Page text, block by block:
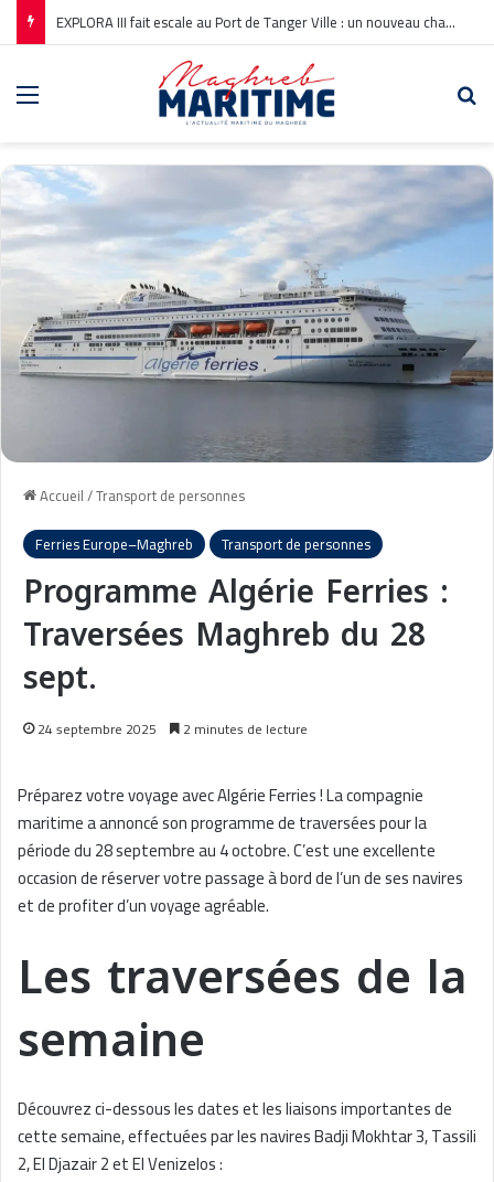
EXPLORA III fait escale au Port de Tanger Ville : un nouveau chapitre pour la croisière en Méditerranée
Accueil/Transport de personnes
Ferries Europe–Maghreb
Transport de personnes
Programme Algérie Ferries :
Traversées Maghreb du 28
sept.
24 septembre 2025 2 minutes de lecture
Préparez votre voyage avec Algérie Ferries ! La compagnie
maritime a annoncé son programme de traversées pour la
période du 28 septembre au 4 octobre. C’est une excellente
occasion de réserver votre passage à bord de l’un de ses navires
et de profiter d’un voyage agréable.
Les traversées de la
semaine
Découvrez ci-dessous les dates et les liaisons importantes de
cette semaine, effectuées par les navires Badji Mokhtar 3, Tassili
2, El Djazair 2 et El Venizelos :